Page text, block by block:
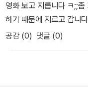
영화 보고 지릅니다 ㅋ;;
하기 때문에 지르고 갑니
공감 (0) 댓글 (0)